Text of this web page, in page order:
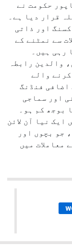
حکومت نے
قرار دیا ہے۔
اور ذاتی
سے نمٹنے کے
رہی ہیں۔
والدین رابطہ
والے
اضافی فنڈنگ
اور سماجی
بوجھ کم ہو۔
ایک نیا آن لائن
جو بچوں اور
معاملات میں